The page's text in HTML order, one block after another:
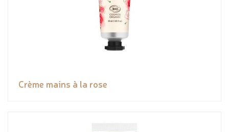
Crème mains à la rose